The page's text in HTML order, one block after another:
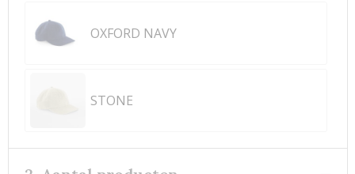
OXFORD NAVY
STONE